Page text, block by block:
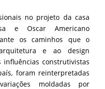
no projeto da casa
e Oscar Americano
os caminhos que o
e ao design
construtivistas
foram reinterpretadas
moldadas por